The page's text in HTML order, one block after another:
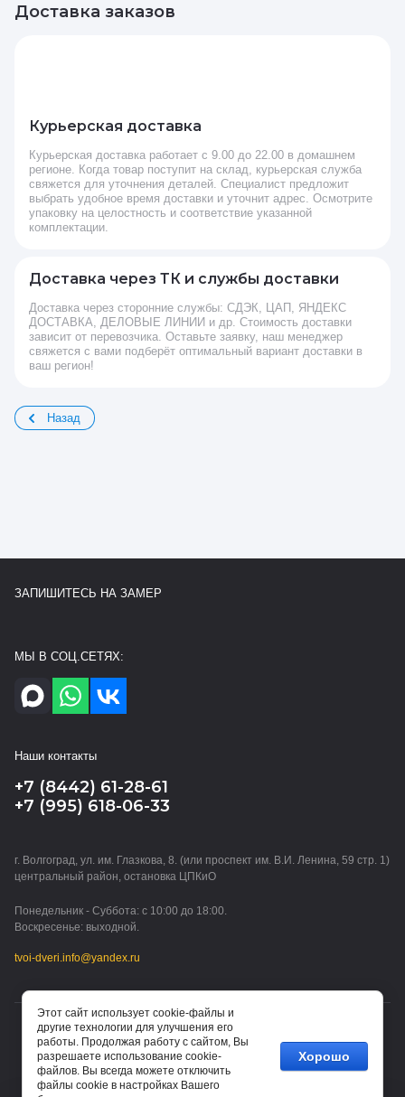
Доставка заказов
Курьерская доставка
Курьерская доставка работает с 9.00 до 22.00 в домашнем
регионе. Когда товар поступит на склад, курьерская служба
свяжется для уточнения деталей. Специалист предложит
выбрать удобное время доставки и уточнит адрес. Осмотрите
упаковку на целостность и соответствие указанной
комплектации.
Доставка через ТК и службы доставки
Доставка через сторонние службы: СДЭК, ЦАП, ЯНДЕКС
ДОСТАВКА, ДЕЛОВЫЕ ЛИНИИ и др. Стоимость доставки
зависит от перевозчика. Оставьте заявку, наш менеджер
свяжется с вами подберёт оптимальный вариант доставки в
ваш регион!
Назад
ЗАПИШИТЕСЬ НА ЗАМЕР
МЫ В СОЦ.СЕТЯХ:
Наши контакты
+7 (8442) 61-28-61
+7 (995) 618-06-33
г. Волгоград, ул. им. Глазкова, 8. (или проспект им. В.И. Ленина, 59 стр. 1)
центральный район, остановка ЦПКиО
Понедельник - Суббота: с 10:00 до 18:00.
Воскресенье: выходной.
tvoi-dveri.info@yandex.ru
© 2015 - 2026 ТВОИ ДВЕРИ (ИП Водорезов Дмитрий
Владимирович)
Этот сайт использует cookie-файлы и
другие технологии для улучшения его
работы. Продолжая работу с сайтом, Вы
разрешаете использование cookie-
файлов. Вы всегда можете отключить
файлы cookie в настройках Вашего
Хорошо